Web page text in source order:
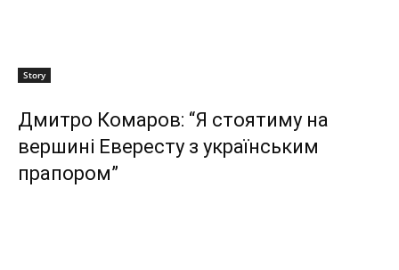
Story
Дмитро Комаров: “Я стоятиму на
вершині Евересту з українським
прапором”